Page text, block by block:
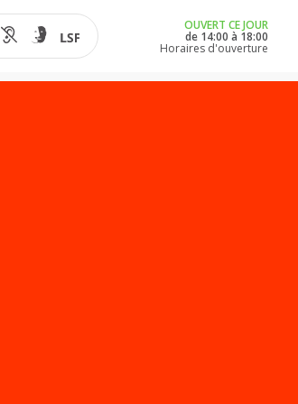
OUVERT CE JOUR
de 14:00 à 18:00
Horaires d'ouverture